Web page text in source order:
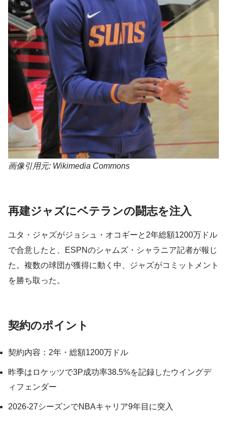
画像引用元: Wikimedia Commons
再建ジャズにベテランの闘志を注入
ユタ・ジャズがジョシュ・オコギーと2年総額1200万ドル
で合意したと、ESPNのシャムズ・シャラニア記者が報じ
た。複数の球団が獲得に動く中、ジャズがコミットメント
を勝ち取った。
契約のポイント
契約内容：2年・総額1200万ドル
昨季はロケッツで3P成功率38.5%を記録したウイングデ
ィフェンダー
2026-27シーズンでNBAキャリア9年目に突入